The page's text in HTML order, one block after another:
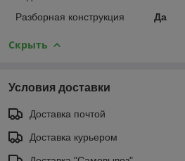
Разборная конструкция Да
Скрыть
Условия доставки
Доставка почтой
Доставка курьером